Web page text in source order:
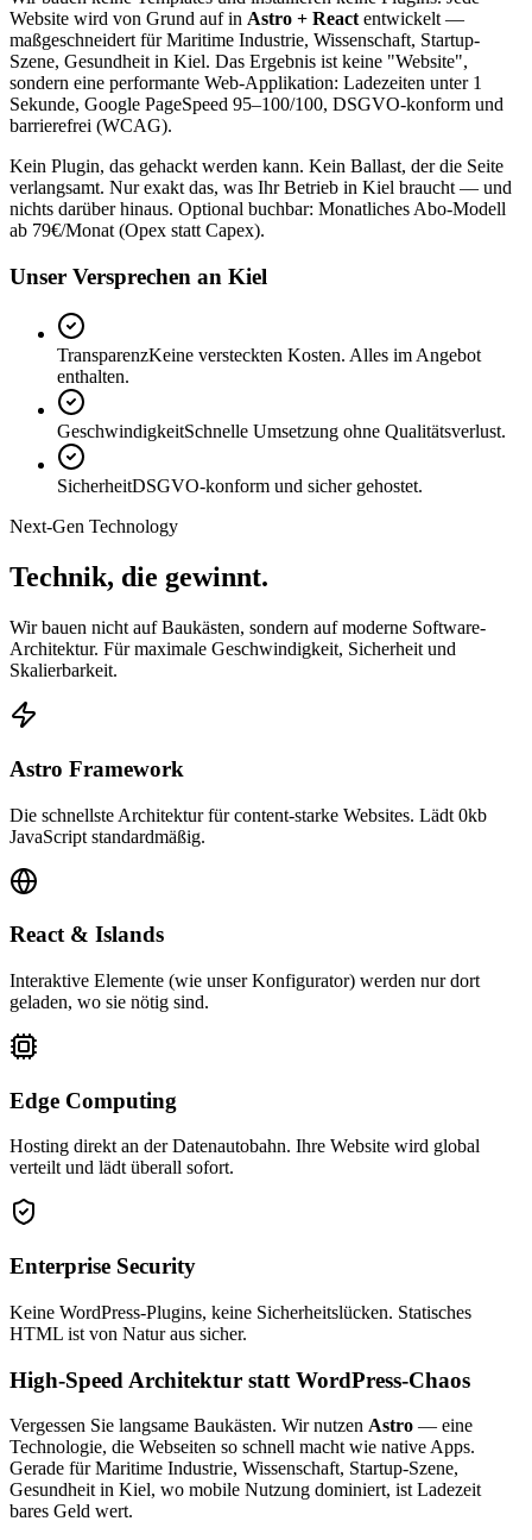
Website wird von Grund auf in Astro + React entwickelt —
maßgeschneidert für Maritime Industrie, Wissenschaft, Startup-
Szene, Gesundheit in Kiel. Das Ergebnis ist keine "Website",
sondern eine performante Web-Applikation: Ladezeiten unter 1
Sekunde, Google PageSpeed 95–100/100, DSGVO-konform und
barrierefrei (WCAG).
Kein Plugin, das gehackt werden kann. Kein Ballast, der die Seite
verlangsamt. Nur exakt das, was Ihr Betrieb in Kiel braucht — und
nichts darüber hinaus. Optional buchbar: Monatliches Abo-Modell
ab 79€/Monat (Opex statt Capex).
Unser Versprechen an Kiel
TransparenzKeine versteckten Kosten. Alles im Angebot
enthalten.
GeschwindigkeitSchnelle Umsetzung ohne Qualitätsverlust.
SicherheitDSGVO-konform und sicher gehostet.
Next-Gen Technology
Technik, die gewinnt.
Wir bauen nicht auf Baukästen, sondern auf moderne Software-
Architektur. Für maximale Geschwindigkeit, Sicherheit und
Skalierbarkeit.
Astro Framework
Die schnellste Architektur für content-starke Websites. Lädt 0kb
JavaScript standardmäßig.
React & Islands
Interaktive Elemente (wie unser Konfigurator) werden nur dort
geladen, wo sie nötig sind.
Edge Computing
Hosting direkt an der Datenautobahn. Ihre Website wird global
verteilt und lädt überall sofort.
Enterprise Security
Keine WordPress-Plugins, keine Sicherheitslücken. Statisches
HTML ist von Natur aus sicher.
High-Speed Architektur statt WordPress-Chaos
Vergessen Sie langsame Baukästen. Wir nutzen Astro — eine
Technologie, die Webseiten so schnell macht wie native Apps.
Gerade für Maritime Industrie, Wissenschaft, Startup-Szene,
Gesundheit in Kiel, wo mobile Nutzung dominiert, ist Ladezeit
bares Geld wert.